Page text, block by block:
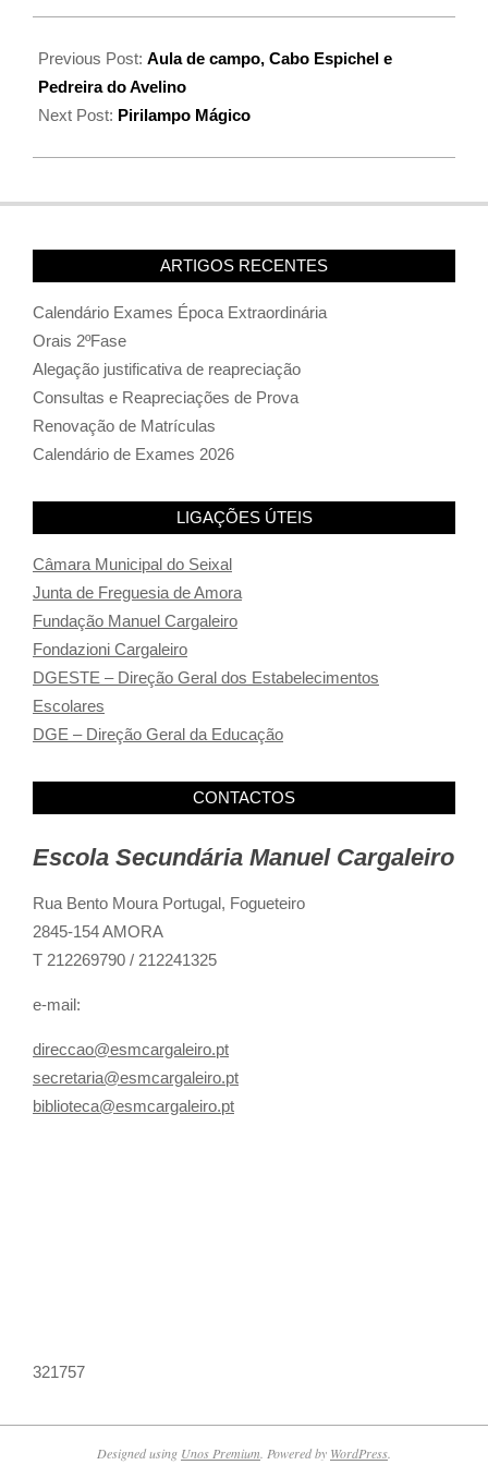
Previous Post: Aula de campo, Cabo Espichel e
Pedreira do Avelino
Next Post: Pirilampo Mágico
ARTIGOS RECENTES
Calendário Exames Época Extraordinária
Orais 2ºFase
Alegação justificativa de reapreciação
Consultas e Reapreciações de Prova
Renovação de Matrículas
Calendário de Exames 2026
LIGAÇÕES ÚTEIS
Câmara Municipal do Seixal
Junta de Freguesia de Amora
Fundação Manuel Cargaleiro
Fondazioni Cargaleiro
DGESTE – Direção Geral dos Estabelecimentos
Escolares
DGE – Direção Geral da Educação
CONTACTOS
Escola Secundária Manuel Cargaleiro
Rua Bento Moura Portugal, Fogueteiro
2845-154 AMORA
T 212269790 / 212241325
e-mail:
direccao@esmcargaleiro.pt
secretaria@esmcargaleiro.pt
biblioteca@esmcargaleiro.pt
321757
Designed using Unos Premium . Powered by WordPress